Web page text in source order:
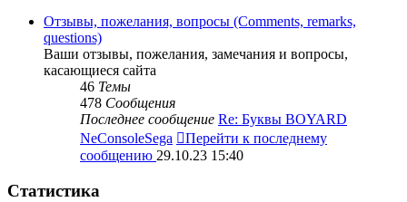
Отзывы, пожелания, вопросы (Comments, remarks,
questions)
Ваши отзывы, пожелания, замечания и вопросы,
касающиеся сайта
46 Темы
478 Сообщения
Последнее сообщение Re: Буквы BOYARD
NeConsoleSega
Перейти к последнему
сообщению 29.10.23 15:40
Статистика